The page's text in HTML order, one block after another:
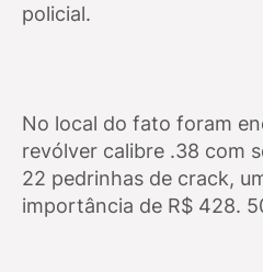
policial.
No local do fato foram
revólver calibre .38 com
22 pedrinhas de crack,
importância de R$ 428.